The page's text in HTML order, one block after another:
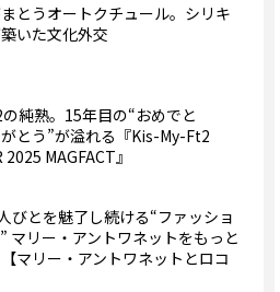
とうオートクチュール。シリキ
いた文化外交
純熟。15年目の“おめでと
とう”が溢れる『Kis-My-Ft2
MAGFACT』
びとを魅了し続ける“ファッショ
マリー・アントワネットをもっと
マリー・アントワネットとロコ